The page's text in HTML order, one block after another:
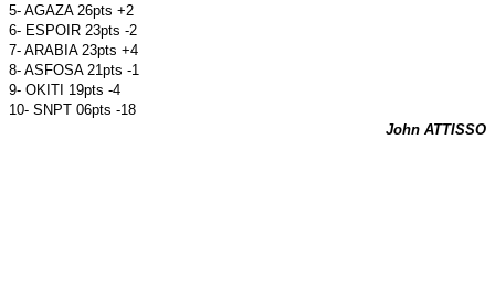
5- AGAZA 26pts +2
6- ESPOIR 23pts -2
7- ARABIA 23pts +4
8- ASFOSA 21pts -1
9- OKITI 19pts -4
10- SNPT 06pts -18
John ATTISSO